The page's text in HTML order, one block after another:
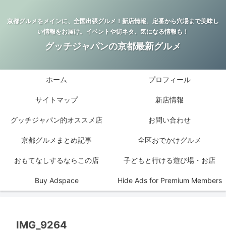
京都グルメをメインに、全国出張グルメ！新店情報、定番から穴場まで美味し
い情報をお届け。イベントや街ネタ、気になる情報も！
グッチジャパンの京都最新グルメ
ホーム プロフィール
サイトマップ 新店情報
グッチジャパン的オススメ店 お問い合わせ
京都グルメまとめ記事 全区おでかけグルメ
おもてなしするならこの店 子どもと行ける遊び場・お店
Buy Adspace Hide Ads for Premium Members
IMG_9264